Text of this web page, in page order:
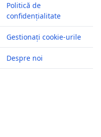
Politică de
confidențialitate
Gestionați cookie-urile
Despre noi